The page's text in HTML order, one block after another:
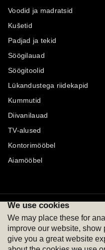
Voodid ja madratsid
Kušetid
Padjad ja tekid
Söögilauad
Söögitoolid
Lükandustega riidekapid
Kummutid
Diivanilauad
TV-alused
Kontorimööbel
Aiamööbel
We use cookies
We may place these for
improve our website,
give you a great website